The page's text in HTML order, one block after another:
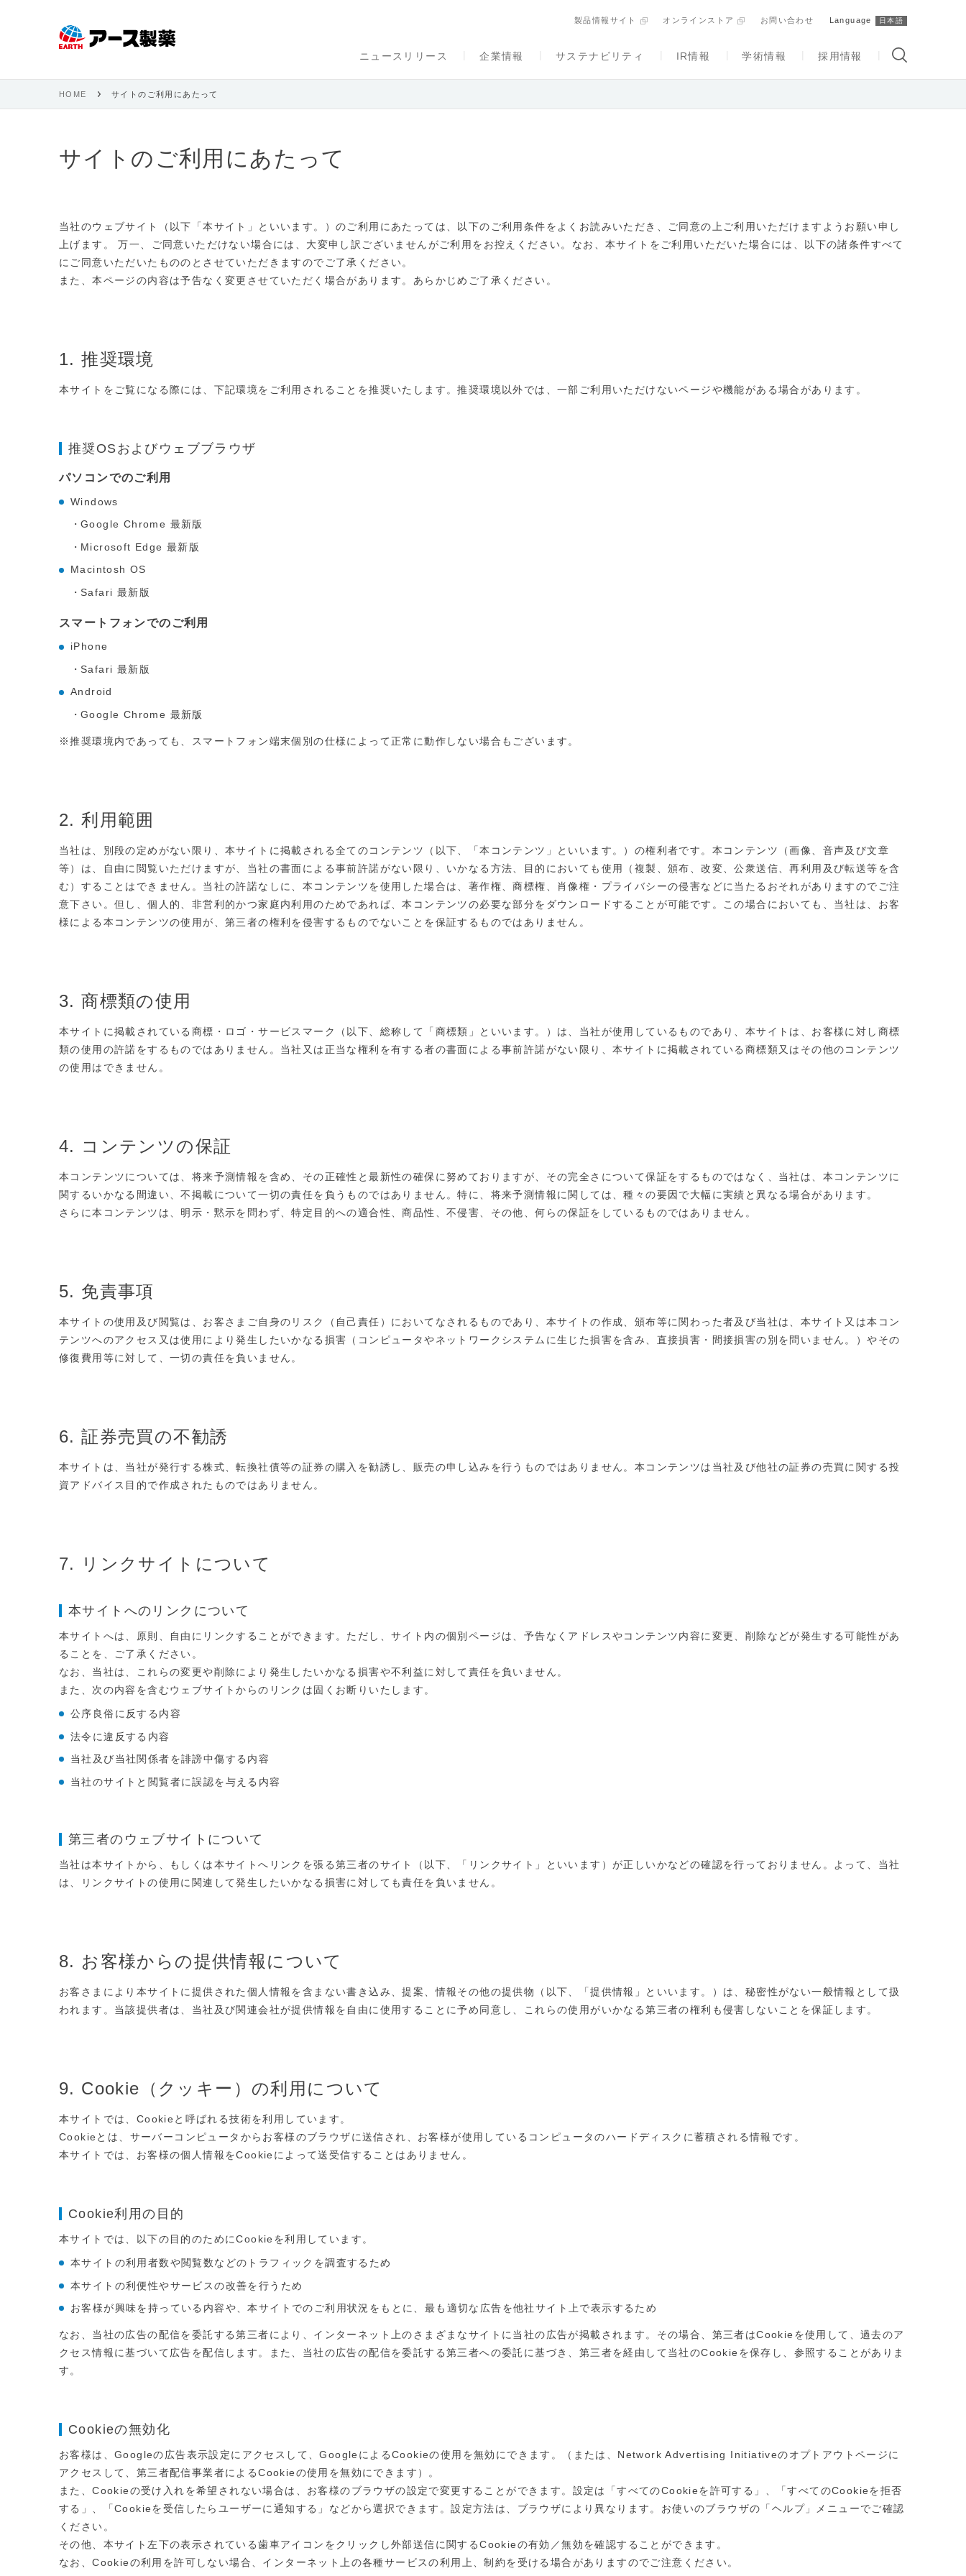
製品情報サイト オンラインストア お問い合わせ Language 日本語
ニュースリリース 企業情報 サステナビリティ IR情報 学術情報 採用情報
HOME サイトのご利用にあたって
サイトのご利用にあたって
当社のウェブサイト（以下「本サイト」といいます。）のご利用にあたっては、以下のご利用条件をよくお読みいただき、ご同意の上ご利用いただけますようお願い申し
上げます。 万一、ご同意いただけない場合には、大変申し訳ございませんがご利用をお控えください。なお、本サイトをご利用いただいた場合には、以下の諸条件すべて
にご同意いただいたもののとさせていただきますのでご了承ください。
また、本ページの内容は予告なく変更させていただく場合があります。あらかじめご了承ください。
1. 推奨環境
本サイトをご覧になる際には、下記環境をご利用されることを推奨いたします。推奨環境以外では、一部ご利用いただけないページや機能がある場合があります。
推奨OSおよびウェブブラウザ
パソコンでのご利用
Windows
Google Chrome 最新版
Microsoft Edge 最新版
Macintosh OS
Safari 最新版
スマートフォンでのご利用
iPhone
Safari 最新版
Android
Google Chrome 最新版
※推奨環境内であっても、スマートフォン端末個別の仕様によって正常に動作しない場合もございます。
2. 利用範囲
当社は、別段の定めがない限り、本サイトに掲載される全てのコンテンツ（以下、「本コンテンツ」といいます。）の権利者です。本コンテンツ（画像、音声及び文章
等）は、自由に閲覧いただけますが、当社の書面による事前許諾がない限り、いかなる方法、目的においても使用（複製、頒布、改変、公衆送信、再利用及び転送等を含
む）することはできません。当社の許諾なしに、本コンテンツを使用した場合は、著作権、商標権、肖像権・プライバシーの侵害などに当たるおそれがありますのでご注
意下さい。但し、個人的、非営利的かつ家庭内利用のためであれば、本コンテンツの必要な部分をダウンロードすることが可能です。この場合においても、当社は、お客
様による本コンテンツの使用が、第三者の権利を侵害するものでないことを保証するものではありません。
3. 商標類の使用
本サイトに掲載されている商標・ロゴ・サービスマーク（以下、総称して「商標類」といいます。）は、当社が使用しているものであり、本サイトは、お客様に対し商標
類の使用の許諾をするものではありません。当社又は正当な権利を有する者の書面による事前許諾がない限り、本サイトに掲載されている商標類又はその他のコンテンツ
の使用はできません。
4. コンテンツの保証
本コンテンツについては、将来予測情報を含め、その正確性と最新性の確保に努めておりますが、その完全さについて保証をするものではなく、当社は、本コンテンツに
関するいかなる間違い、不掲載について一切の責任を負うものではありません。特に、将来予測情報に関しては、種々の要因で大幅に実績と異なる場合があります。
さらに本コンテンツは、明示・黙示を問わず、特定目的への適合性、商品性、不侵害、その他、何らの保証をしているものではありません。
5. 免責事項
本サイトの使用及び閲覧は、お客さまご自身のリスク（自己責任）においてなされるものであり、本サイトの作成、頒布等に関わった者及び当社は、本サイト又は本コン
テンツへのアクセス又は使用により発生したいかなる損害（コンピュータやネットワークシステムに生じた損害を含み、直接損害・間接損害の別を問いません。）やその
修復費用等に対して、一切の責任を負いません。
6. 証券売買の不勧誘
本サイトは、当社が発行する株式、転換社債等の証券の購入を勧誘し、販売の申し込みを行うものではありません。本コンテンツは当社及び他社の証券の売買に関する投
資アドバイス目的で作成されたものではありません。
7. リンクサイトについて
本サイトへのリンクについて
本サイトへは、原則、自由にリンクすることができます。ただし、サイト内の個別ページは、予告なくアドレスやコンテンツ内容に変更、削除などが発生する可能性があ
ることを、ご了承ください。
なお、当社は、これらの変更や削除により発生したいかなる損害や不利益に対して責任を負いません。
また、次の内容を含むウェブサイトからのリンクは固くお断りいたします。
公序良俗に反する内容
法令に違反する内容
当社及び当社関係者を誹謗中傷する内容
当社のサイトと閲覧者に誤認を与える内容
第三者のウェブサイトについて
当社は本サイトから、もしくは本サイトへリンクを張る第三者のサイト（以下、「リンクサイト」といいます）が正しいかなどの確認を行っておりません。よって、当社
は、リンクサイトの使用に関連して発生したいかなる損害に対しても責任を負いません。
8. お客様からの提供情報について
お客さまにより本サイトに提供された個人情報を含まない書き込み、提案、情報その他の提供物（以下、「提供情報」といいます。）は、秘密性がない一般情報として扱
われます。当該提供者は、当社及び関連会社が提供情報を自由に使用することに予め同意し、これらの使用がいかなる第三者の権利も侵害しないことを保証します。
9. Cookie（クッキー）の利用について
本サイトでは、Cookieと呼ばれる技術を利用しています。
Cookieとは、サーバーコンピュータからお客様のブラウザに送信され、お客様が使用しているコンピュータのハードディスクに蓄積される情報です。
本サイトでは、お客様の個人情報をCookieによって送受信することはありません。
Cookie利用の目的
本サイトでは、以下の目的のためにCookieを利用しています。
本サイトの利用者数や閲覧数などのトラフィックを調査するため
本サイトの利便性やサービスの改善を行うため
お客様が興味を持っている内容や、本サイトでのご利用状況をもとに、最も適切な広告を他社サイト上で表示するため
なお、当社の広告の配信を委託する第三者により、インターネット上のさまざまなサイトに当社の広告が掲載されます。その場合、第三者はCookieを使用して、過去のア
クセス情報に基づいて広告を配信します。また、当社の広告の配信を委託する第三者への委託に基づき、第三者を経由して当社のCookieを保存し、参照することがありま
す。
Cookieの無効化
お客様は、Googleの広告表示設定にアクセスして、GoogleによるCookieの使用を無効にできます。（または、Network Advertising Initiativeのオプトアウトページに
アクセスして、第三者配信事業者によるCookieの使用を無効にできます）。
また、Cookieの受け入れを希望されない場合は、お客様のブラウザの設定で変更することができます。設定は「すべてのCookieを許可する」、「すべてのCookieを拒否
する」、「Cookieを受信したらユーザーに通知する」などから選択できます。設定方法は、ブラウザにより異なります。お使いのブラウザの「ヘルプ」メニューでご確認
ください。
その他、本サイト左下の表示されている歯車アイコンをクリックし外部送信に関するCookieの有効／無効を確認することができます。
なお、Cookieの利用を許可しない場合、インターネット上の各種サービスの利用上、制約を受ける場合がありますのでご注意ください。